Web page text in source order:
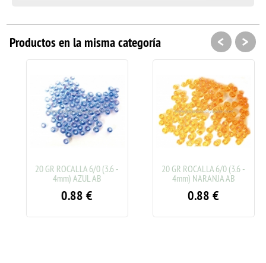
Productos en la misma categoría
20 GR ROCALLA 6/0 (3.6 -
4mm) AZUL AB
0.88€
20 GR ROCALLA 6/0 (3.6 -
4mm) NARANJA AB
0.88€
< >